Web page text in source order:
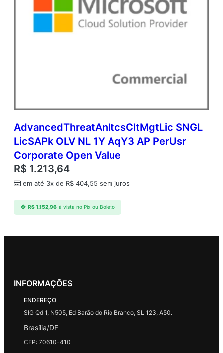
AdvancedThreatAnltcsCltMgtLic SNGL
LicSAPk OLV NL 1Y AqY3 AP PerUsr
Corporate Open Value
R$ 1.213,64
em até 3x de R$ 404,55 sem juros
R$1.152,96 à vista no Pix ou Boleto
INFORMAÇÕES
ENDEREÇO
SIG Qd 1, N505, Ed Barão do Rio Branco, SL 123, A50.
Brasília/DF
CEP: 70610-410